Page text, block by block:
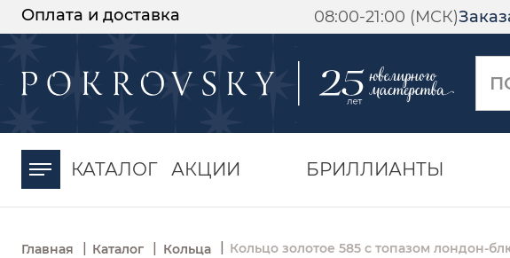
Оплата и доставка 08:00-21:00 (МСК)
КАТАЛОГ АКЦИИ БРИЛЛИАНТЫ
Главная | Каталог | Кольца Кольцо золотое 585 с топазом лондон-
-30%
момента оплаты